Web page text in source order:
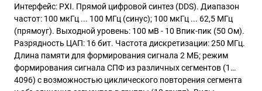
Интерфейс: PXI. Прямой цифровой синтез (DDS). Диапазон
частот: 100 мкГц ... 100 МГц (синус); 100 мкГц ... 62,5 МГц
(прямоуг). Выходной уровень: 100 мВ - 10 Впик-пик (50 Ом).
Разрядность ЦАП: 16 бит. Частота дискретизации: 250 МГц.
Длина памяти для формирования сигнала 2 МБ; режим
формирования сигнала СПФ из различных сегментов (1…
4096) с возможностью циклического повторения сегмента